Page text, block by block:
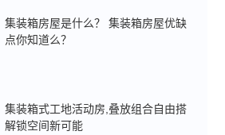
集装箱房屋是什么？ 集装箱房屋优缺
点你知道么？
集装箱式工地活动房,叠放组合自由搭
解锁空间新可能